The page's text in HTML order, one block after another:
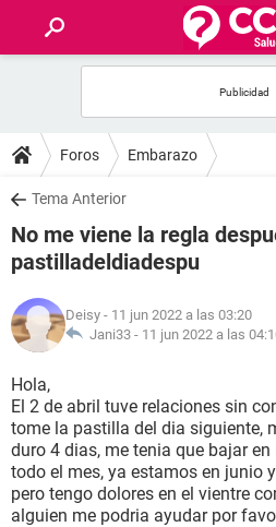
FOROS
SALUD
FAMILIA
NUTRICIÓN
SEXUALIDAD
GLOSARIO
Foros Embarazo
Tema Anterior
No me viene la regla
pastilladeldiadespu
Deisy - 11 jun 2022 a las 03:20
Jani33 - 11 jun 2022 a las
Hola,
El 2 de abril tuve relaciones sin
tome la pastilla del dia siguiente,
duro 4 dias, me tenia que bajar
todo el mes, ya estamos en junio
pero tengo dolores en el vientre
alguien me podria ayudar por